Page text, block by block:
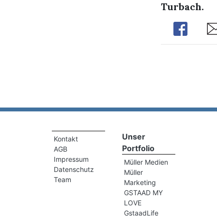
Turbach.
Share
Kontakt
AGB
Impressum
Datenschutz
Team
Unser
Portfolio
Müller Medien
Müller
Marketing
GSTAAD MY
LOVE
GstaadLife